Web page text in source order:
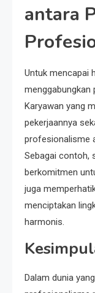
antara
Untuk mencapai
menggabungkan
Karyawan yang
pekerjaannya
profesionalisme
Sebagai contoh,
berkomitmen
juga
menciptakan
harmonis.
Dalam dunia